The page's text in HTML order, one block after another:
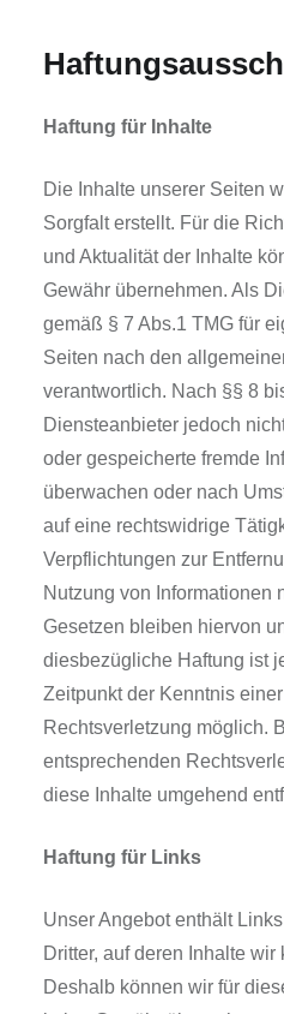
Haftung für Inhalte
Die Inhalte unserer Seiten
Sorgfalt erstellt. Für die
und Aktualität der Inhalte
Gewähr übernehmen. Als
gemäß § 7 Abs.1 TMG für
Seiten nach den
verantwortlich. Nach §§ 8
Diensteanbieter jedoch
oder gespeicherte fremde
überwachen oder nach
auf eine rechtswidrige
Verpflichtungen zur
Nutzung von Informationen
Gesetzen bleiben hiervon
diesbezügliche Haftung ist
Zeitpunkt der Kenntnis
Rechtsverletzung möglich.
entsprechenden
diese Inhalte umgehend
Haftung für Links
Unser Angebot enthält
Dritter, auf deren Inhalte
Deshalb können wir für